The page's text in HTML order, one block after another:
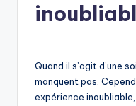
Quand il s’agit d’une
manquent pas.
expérience